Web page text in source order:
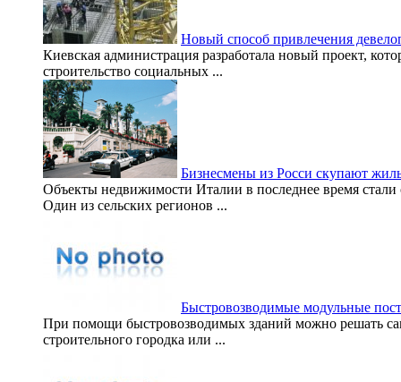
Новый способ привлечения
Киевская администрация разработала новый проект,
строительство социальных ...
Бизнесмены из Росси скупают
Объекты недвижимости Италии в последнее время
Один из сельских регионов ...
Быстровозводимые модульные
При помощи быстровозводимых зданий можно решать
строительного городка или ...